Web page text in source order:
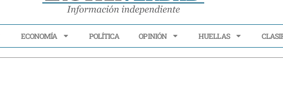
ECONOMÍA POLÍTICA OPINIÓN HUELLAS